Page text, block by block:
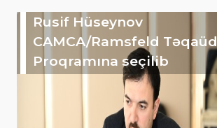
Rusif Hüseynov
CAMCA/Ramsfeld Təqaüd
Proqramına seçilib